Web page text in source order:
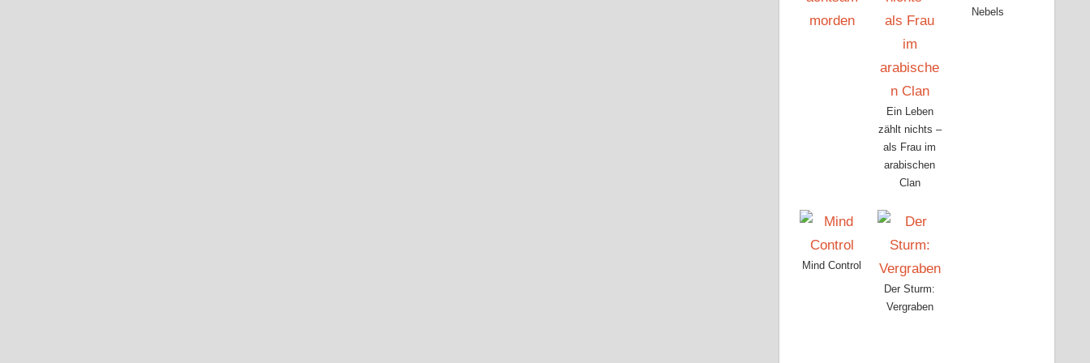
Ein Leben
zählt nichts –
als Frau im
arabischen
Clan
Nebels
Mind Control
Der Sturm:
Vergraben